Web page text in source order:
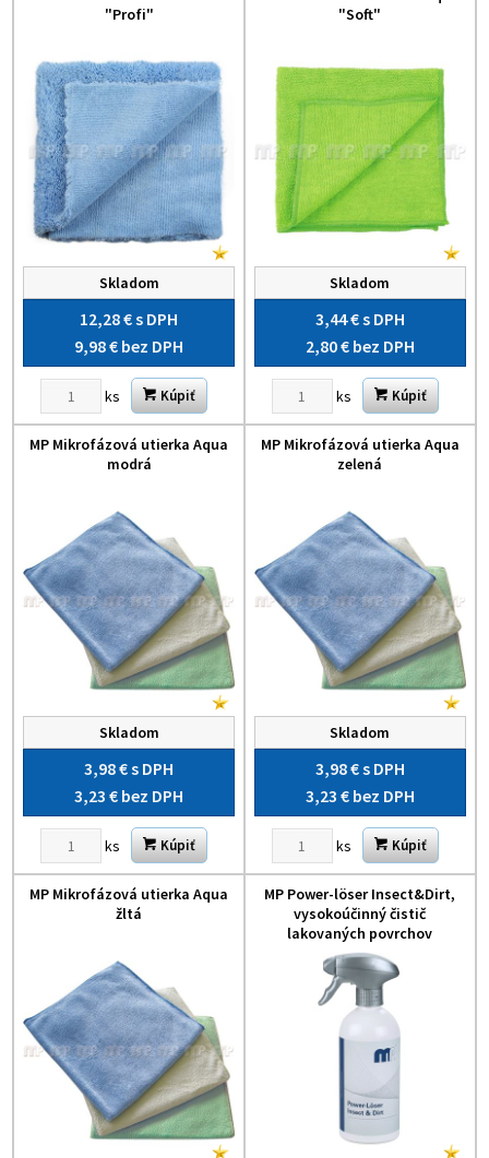
"Profi"
Skladom
12,28 €s DPH
9,98 € bez DPH
ks Kúpiť
"Soft"
Skladom
3,44 €s DPH
2,80 € bez DPH
ks Kúpiť
MP Mikrofázová utierka Aqua
modrá
Skladom
3,98 €s DPH
3,23 € bez DPH
ks Kúpiť
MP Mikrofázová utierka Aqua
zelená
Skladom
3,98 €s DPH
3,23 € bez DPH
ks Kúpiť
MP Mikrofázová utierka Aqua
žltá
MP Power-löser Insect&Dirt,
vysokoúčinný čistič
lakovaných povrchov